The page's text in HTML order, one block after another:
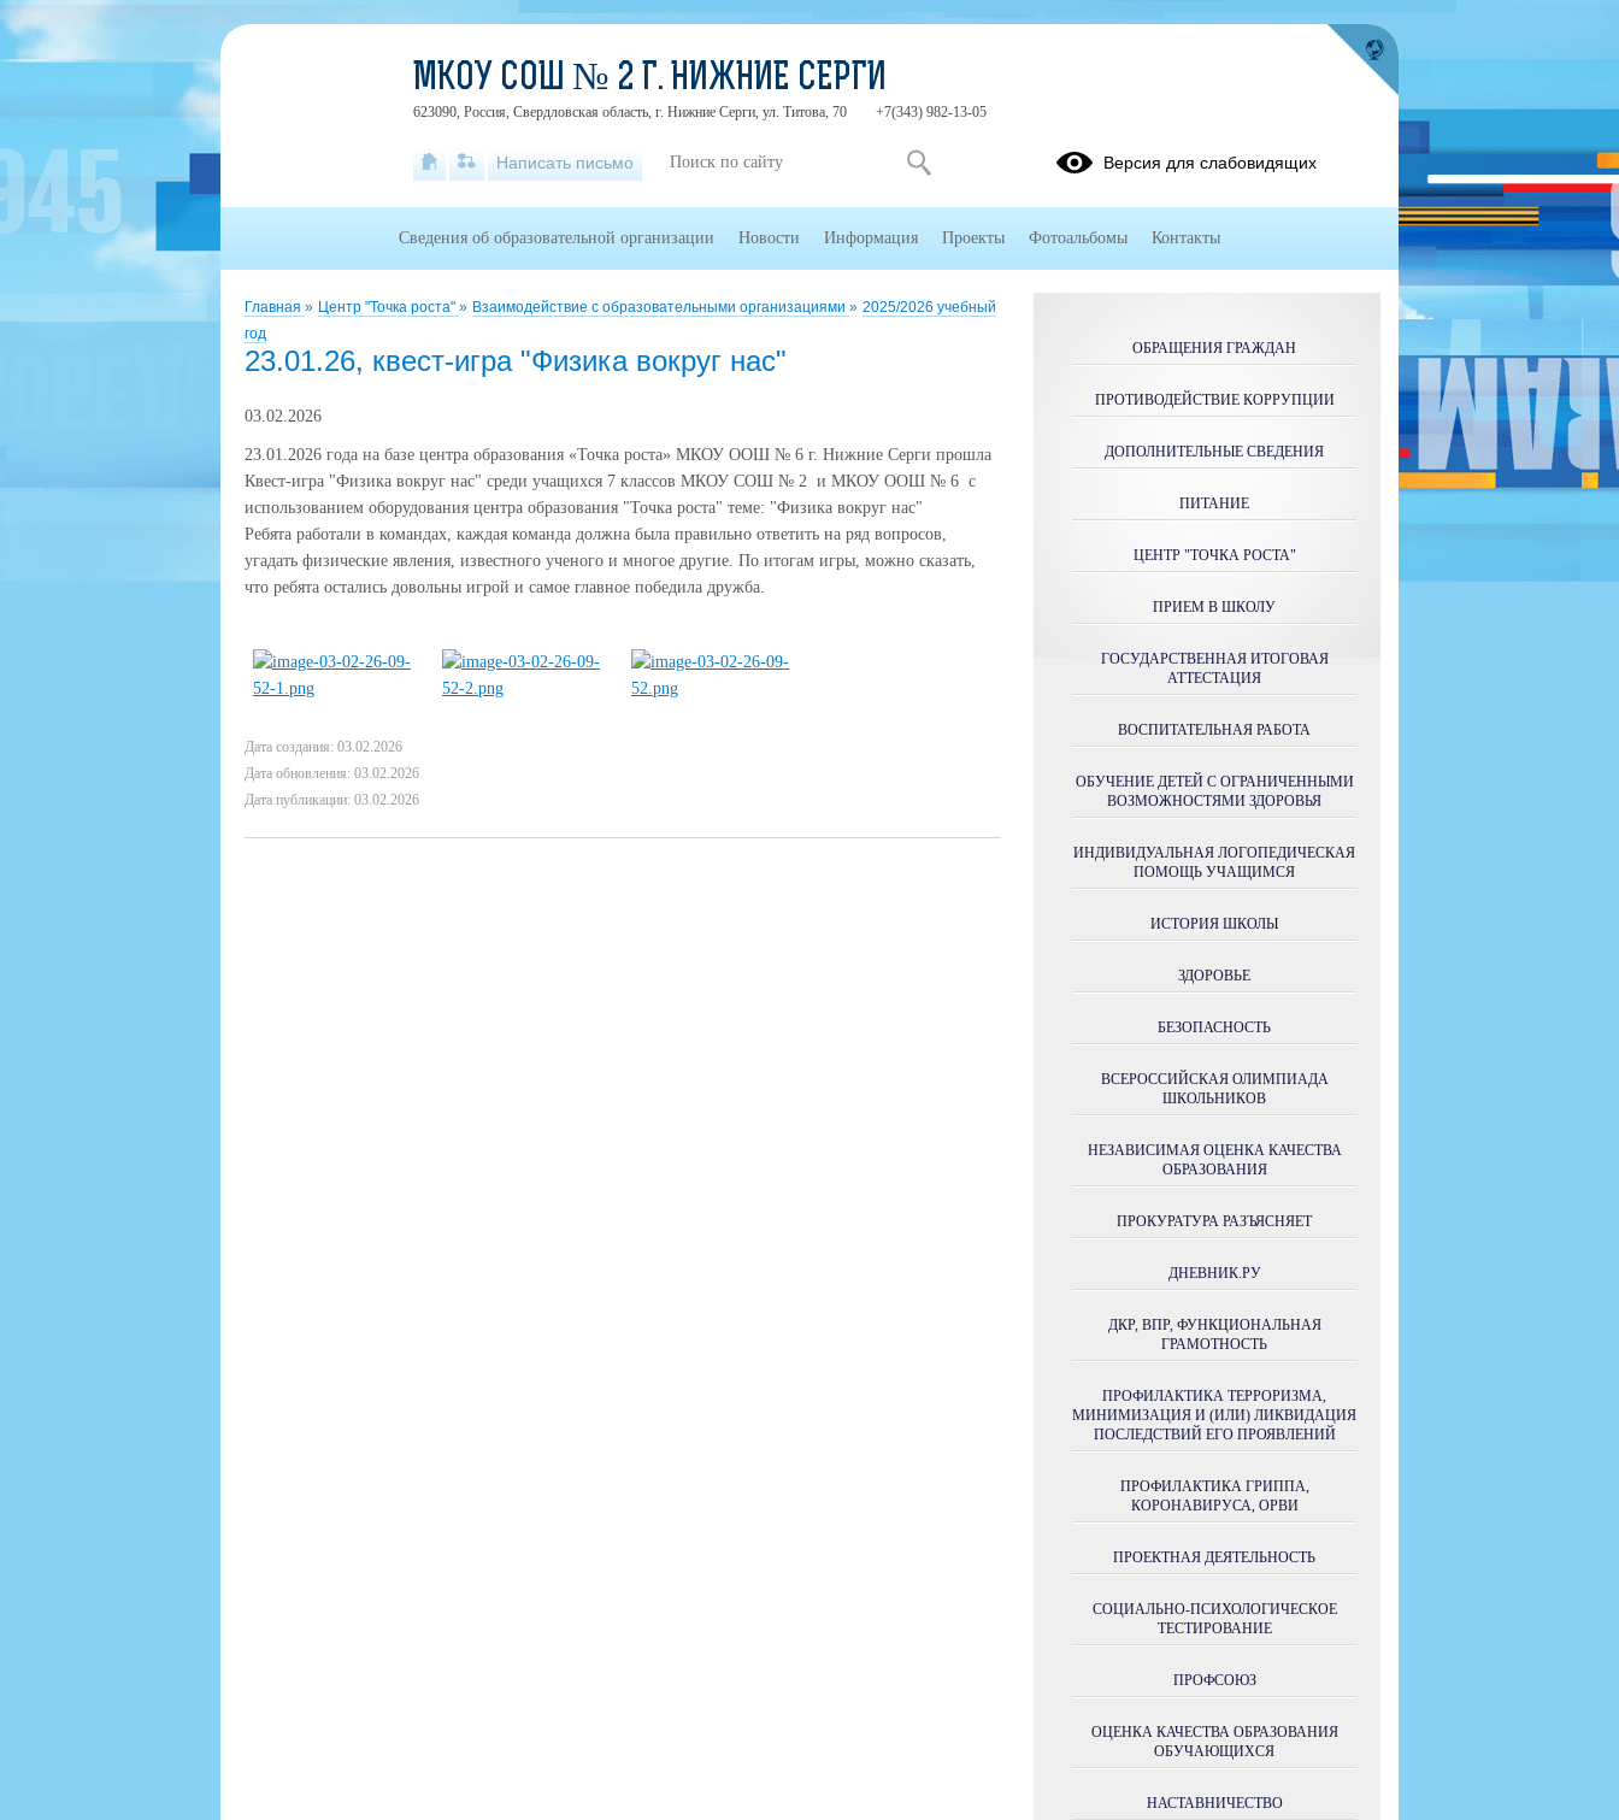
Главная » Центр "Точка роста" » Взаимодействие с образовательными организациями » 2025/2026 учебный
год
23.01.26, квест-игра "Физика вокруг нас"
03.02.2026
23.01.2026 года на базе центра образования «Точка роста» МКОУ ООШ № 6 г. Нижние Серги прошла
Квест-игра "Физика вокруг нас" среди учащихся 7 классов МКОУ СОШ № 2 и МКОУ ООШ № 6 с
использованием оборудования центра образования "Точка роста" теме: "Физика вокруг нас"
Ребята работали в командах, каждая команда должна была правильно ответить на ряд вопросов,
угадать физические явления, известного ученого и многое другие. По итогам игры, можно сказать,
что ребята остались довольны игрой и самое главное победила дружба.
Дата создания: 03.02.2026
Дата обновления: 03.02.2026
Дата публикации: 03.02.2026
ОБРАЩЕНИЯ ГРАЖДАН
ПРОТИВОДЕЙСТВИЕ КОРРУПЦИИ
ДОПОЛНИТЕЛЬНЫЕ СВЕДЕНИЯ
ПИТАНИЕ
ЦЕНТР "ТОЧКА РОСТА"
ПРИЕМ В ШКОЛУ
ГОСУДАРСТВЕННАЯ ИТОГОВАЯ
АТТЕСТАЦИЯ
ВОСПИТАТЕЛЬНАЯ РАБОТА
ОБУЧЕНИЕ ДЕТЕЙ С ОГРАНИЧЕННЫМИ
ВОЗМОЖНОСТЯМИ ЗДОРОВЬЯ
ИНДИВИДУАЛЬНАЯ ЛОГОПЕДИЧЕСКАЯ
ПОМОЩЬ УЧАЩИМСЯ
ИСТОРИЯ ШКОЛЫ
ЗДОРОВЬЕ
БЕЗОПАСНОСТЬ
ВСЕРОССИЙСКАЯ ОЛИМПИАДА
ШКОЛЬНИКОВ
НЕЗАВИСИМАЯ ОЦЕНКА КАЧЕСТВА
ОБРАЗОВАНИЯ
ПРОКУРАТУРА РАЗЪЯСНЯЕТ
ДНЕВНИК.РУ
ДКР, ВПР, ФУНКЦИОНАЛЬНАЯ
ГРАМОТНОСТЬ
ПРОФИЛАКТИКА ТЕРРОРИЗМА,
МИНИМИЗАЦИЯ И (ИЛИ) ЛИКВИДАЦИЯ
ПОСЛЕДСТВИЙ ЕГО ПРОЯВЛЕНИЙ
ПРОФИЛАКТИКА ГРИППА,
КОРОНАВИРУСА, ОРВИ
ПРОЕКТНАЯ ДЕЯТЕЛЬНОСТЬ
СОЦИАЛЬНО-ПСИХОЛОГИЧЕСКОЕ
ТЕСТИРОВАНИЕ
ПРОФСОЮЗ
ОЦЕНКА КАЧЕСТВА ОБРАЗОВАНИЯ
ОБУЧАЮЩИХСЯ
НАСТАВНИЧЕСТВО
МКОУ СОШ № 2 Г. НИЖНИЕ СЕРГИ
623090, Россия, Свердловская область, г. Нижние Серги, ул. Титова, 70 +7(343) 982-13-05
Написать письмо Версия для слабовидящих
Сведения об образовательной организации Новости Информация Проекты Фотоальбомы Контакты